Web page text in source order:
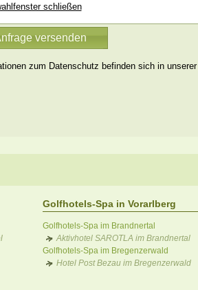
schließen
zum Datenschutz befinden sich in unserer
Golfhotels-Spa in Vorarlberg
Golfhotels-Spa im Brandnertal
Aktivhotel SAROTLA im Brandnertal
Golfhotels-Spa im Bregenzerwald
Hotel Post Bezau im Bregenzerwald